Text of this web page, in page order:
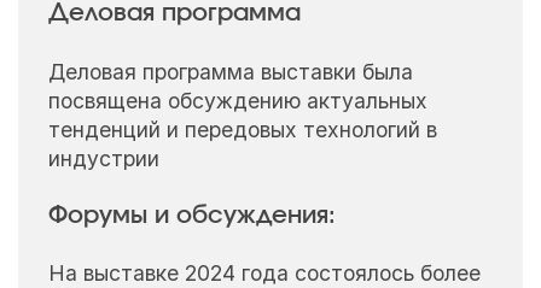
Деловая программа
Деловая программа выставки была
посвящена обсуждению актуальных
тенденций и передовых технологий в
индустрии
Форумы и обсуждения:
На выставке 2024 года состоялось более